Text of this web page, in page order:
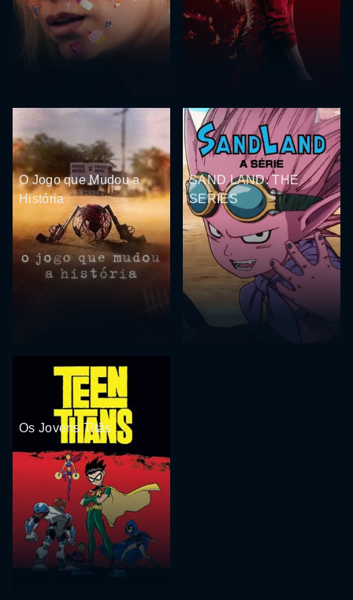
O Jogo que Mudou a
História
SAND LAND: THE
SERIES
Os Jovens Titãs